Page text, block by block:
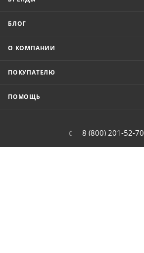
БЛОГ
О КОМПАНИИ
ПОКУПАТЕЛЮ
ПОМОЩЬ
8 (800) 201-52-70
order@cit.ru